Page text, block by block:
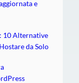
e
10 Alternative
da Solo